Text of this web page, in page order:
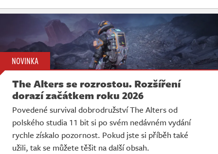
NOVINKA
The Alters se rozrostou. Rozšíření
dorazí začátkem roku 2026
Povedené survival dobrodružství The Alters od
polského studia 11 bit si po svém nedávném vydání
rychle získalo pozornost. Pokud jste si příběh také
užili, tak se můžete těšit na další obsah.